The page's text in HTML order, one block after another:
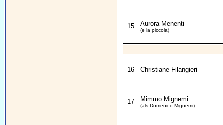
15 Aurora Menenti
(e la piccola)
16 Christiane Filangieri
17 Mimmo Mignemi
(als Domenico Mignemi)